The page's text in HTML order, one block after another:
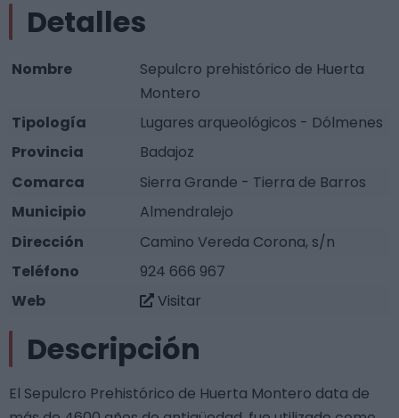
Detalles
Nombre
Sepulcro prehistórico de Huerta
Montero
Tipología
Lugares arqueológicos - Dólmenes
Provincia
Badajoz
Comarca
Sierra Grande - Tierra de Barros
Municipio
Almendralejo
Dirección
Camino Vereda Corona, s/n
Teléfono
924 666 967
Web
Visitar
Descripción
El Sepulcro Prehistórico de Huerta Montero data de